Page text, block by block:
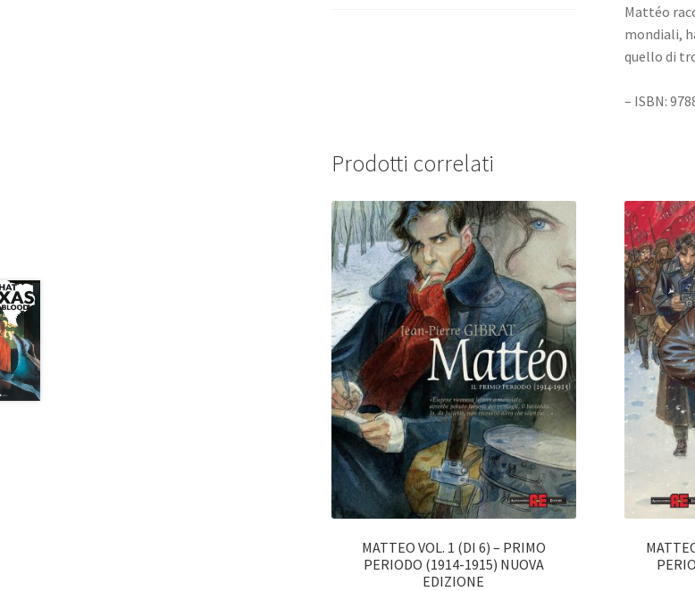
Mattéo
mondiali,
quello di
– ISBN:
Prodotti correlati
MATTEO VOL. 1 (DI 6) – PRIMO
PERIODO (1914-1915) NUOVA
EDIZIONE